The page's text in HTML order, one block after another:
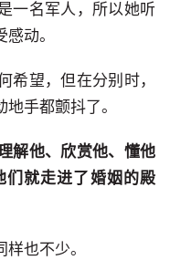
一名军人，所以她听
动。
希望，但在分别时，
手都颤抖了。
解他、欣赏他、懂他
们就走进了婚姻的殿
也不少。